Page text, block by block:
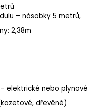
– násobky 5 metrů,
2,38m
elektrické nebo plynové
dřevěné)